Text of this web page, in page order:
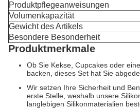
Produktpflegeanweisungen
Volumenkapazität
Gewicht des Artikels
Besondere Besonderheit
Produktmerkmale
Ob Sie Kekse, Cupcakes oder
backen, dieses Set hat Sie
Wir setzen Ihre Sicherheit und
erste Stelle, weshalb unsere
langlebigen Silikonmaterialien